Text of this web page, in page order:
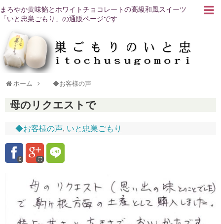
まろやか黄味餡とホワイトチョコレートの高級和風スイーツ
「いと忠巣ごもり」の通販ページです
ホーム ◆お客様の声
母のリクエストで
◆お客様の声, いと忠巣ごもり
0